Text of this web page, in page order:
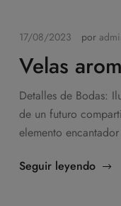
17/08/2023 por
Velas
Detalles de Bodas:
de un futuro
elemento
Seguir leyendo